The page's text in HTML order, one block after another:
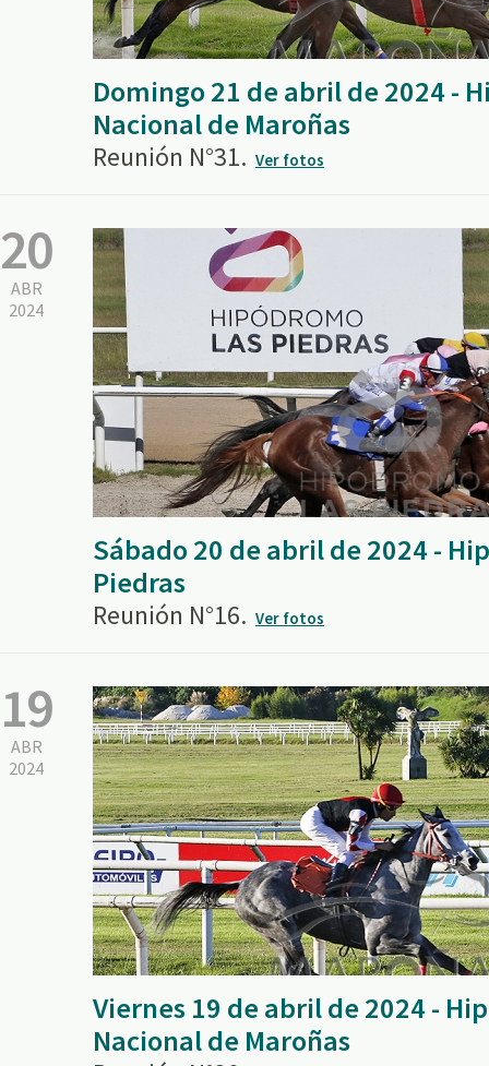
Domingo 21 de abril de 2024 -
Nacional de Maroñas
Reunión N°31. Ver fotos
20
ABR
2024
Sábado 20 de abril de 2024 -
Piedras
Reunión N°16. Ver fotos
19
ABR
2024
Viernes 19 de abril de 2024 -
Nacional de Maroñas